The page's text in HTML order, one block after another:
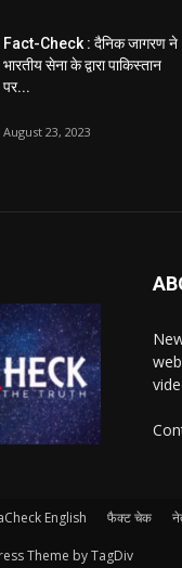
Fact-Check : दैनिक जागरण ने
भारतीय सेना के द्वारा पाकिस्तान
पर...
August 23, 2023
English फैक्ट चेक
Theme by TagDiv